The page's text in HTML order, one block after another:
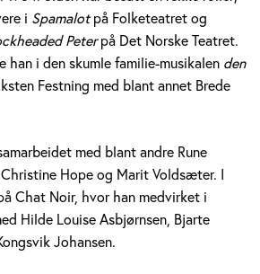
i Spamalotpå Folketeatret og
Peterpå Det Norske Teatret.
han i den skumle familie-musikalen den
Festning med blant annet Brede
med blant andre Rune
Hope og Marit Voldsæter. I
Chat Noir, hvor han medvirket i
Hilde Louise Asbjørnsen, Bjarte
Johansen.